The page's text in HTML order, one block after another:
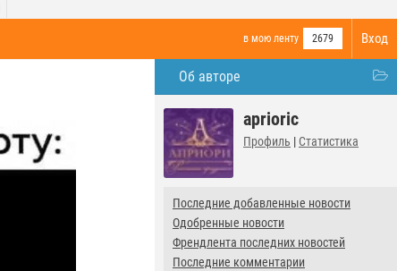
Вход
в мою ленту 2679
Об авторе
aprioric
Профиль | Статистика
Последние добавленные новости
Одобренные новости
Френдлента последних новостей
Последние комментарии